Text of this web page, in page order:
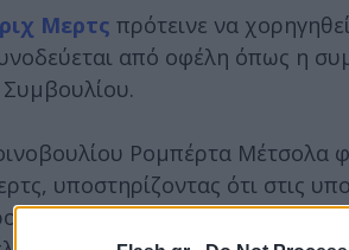
Μερτς πρότεινε να
από οφέλη όπως η
Ρομπέρτα Μέτσολα
υποστηρίζοντας ότι στις
«ενιαίας αγοράς,